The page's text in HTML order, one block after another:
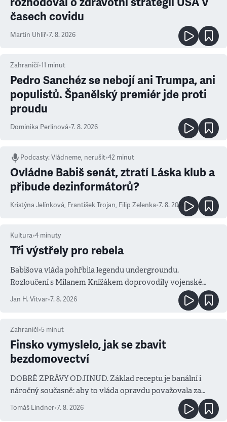
časech covidu
Martin Uhlíř•7. 8. 2026
Zahraničí•11 minut
Pedro Sanchéz se nebojí ani Trumpa, ani
populistů. Španělský premiér jde proti
proudu
Dominika Perlínová•7. 8. 2026
Podcasty:Vládneme, nerušit•42 minut
Ovládne Babiš senát, ztratí Láska klub a
přibude dezinformátorů?
Kristýna Jelínková, František Trojan, Filip Zelenka•7. 8. 2026
Kultura•4 minuty
Tři výstřely pro rebela
Babišova vláda pohřbila legendu undergroundu.
Rozloučení s Milanem Knížákem doprovodily vojenské
salvy i kritika pokrokářů
Jan H. Vitvar•7. 8. 2026
Zahraničí•5 minut
Finsko vymyslelo, jak se zbavit
bezdomovectví
DOBRÉ ZPRÁVY ODJINUD. Základ receptu je banální i
náročný současně: aby to vláda opravdu považovala za
prioritu
Tomáš Lindner•7. 8. 2026